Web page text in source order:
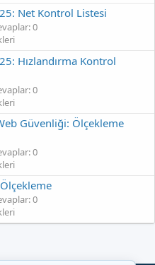
Net Kontrol Listesi
0
Hızlandırma Kontrol
0
Güvenliği: Ölçekleme
0
0